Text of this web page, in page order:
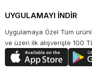
UYGULAMAYI İNDİR
Uygulamaya Özel Tüm
ve üzeri ilk alışverişte 100